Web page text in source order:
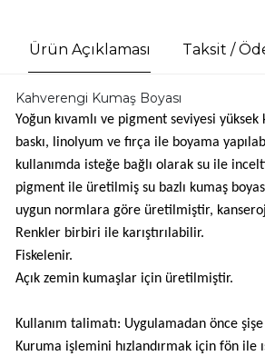
Ürün Açıklaması Taksit /
Kahverengi Kumaş Boyası
Yoğun kıvamlı ve pigment seviyesi
baskı, linolyum ve fırça ile boyama
kullanımda isteğe bağlı olarak su ile
pigment ile üretilmiş su bazlı kumaş
uygun normlara göre üretilmiştir,
Renkler birbiri ile karıştırılabilir.
Fiskelenir.
Açık zemin kumaşlar için üretilmiştir.
Kullanım talimatı: Uygulamadan önce
Kuruma işlemini hızlandırmak için fön ile